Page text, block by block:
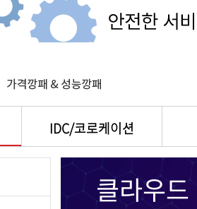
IDC/코로케이션
클라우